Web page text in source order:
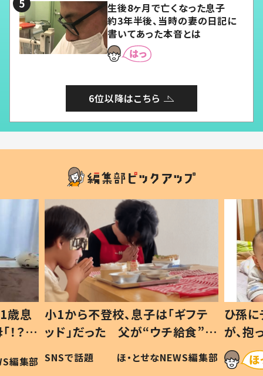
生後8ヶ月で亡くなった息子
約3年半後、当時の妻の日記に
書いてあった本音とは
6位以降はこちら
歳息
？」
編集部
小1から不登校、息子は「ギフテ
ッド」だった 父が“ウチ給食”を
作り続ける理由とは #令和の親
#令和の子
SNSで話題 ほ・とせなNEWS編集部
ひ孫
が、
「涙が
い」